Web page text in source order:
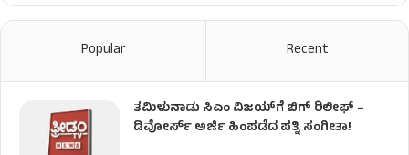
Popular Recent
ತಮಿಳುನಾಡು ಸಿಎಂ ವಿಜಯ್‌ಗೆ ಬಿಗ್ ರಿಲೀಫ್ –
ಡಿವೋರ್ಸ್ ಅರ್ಜಿ ಹಿಂಪಡೆದ ಪತ್ನಿ ಸಂಗೀತಾ!